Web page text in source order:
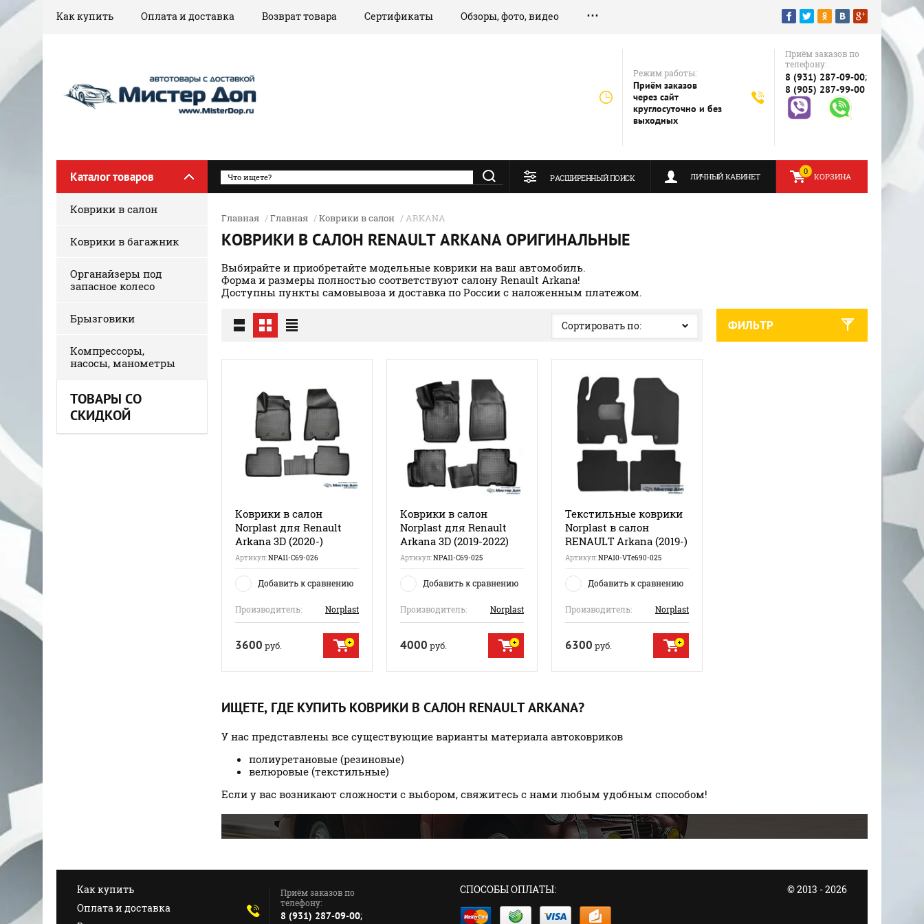
Как купить Оплата и доставка Возврат товара Сертификаты Обзоры, фото, видео
Режим работы:
Приём заказов
через сайт
круглосуточно и без
выходных
Приём заказов по
телефону:
8 (931) 287-09-00;
8 (905) 287-99-00
Каталог товаров КОРЗИНА
0
ЛИЧНЫЙ КАБИНЕТ
РАСШИРЕННЫЙ ПОИСК
Коврики в салон
Коврики в багажник
Органайзеры под
запасное колесо
Брызговики
Компрессоры,
насосы, манометры
ТОВАРЫ СО
СКИДКОЙ
Главная /Главная /Коврики в салон / ARKANA
КОВРИКИ В САЛОН RENAULT ARKANA ОРИГИНАЛЬНЫЕ
Выбирайте и приобретайте модельные коврики на ваш автомобиль.
Форма и размеры полностью соответствуют салону Renault Arkana!
Доступны пункты самовывоза и доставка по России с наложенным платежом.
Сортировать по: ФИЛЬТР
Коврики в салон
Norplast для Renault
Arkana 3D (2020-)
Артикул:NPA11-C69-026
Добавить к сравнению
Производитель: Norplast
3600 руб.
Коврики в салон
Norplast для Renault
Arkana 3D (2019-2022)
Артикул:NPA11-C69-025
Добавить к сравнению
Производитель: Norplast
4000 руб.
Текстильные коврики
Norplast в салон
RENAULT Arkana (2019-)
Артикул:NPA10-VTe690-025
Добавить к сравнению
Производитель: Norplast
6300 руб.
ИЩЕТЕ, ГДЕ КУПИТЬ КОВРИКИ В САЛОН RENAULT ARKANA?
У нас представлены все существующие варианты материала автоковриков
полиуретановые (резиновые)
велюровые (текстильные)
Если у вас возникают сложности с выбором, свяжитесь с нами любым удобным способом!
Как купить
Оплата и доставка
Приём заказов по
телефону:
8 (931) 287-09-00;
СПОСОБЫ ОПЛАТЫ: © 2013 - 2026